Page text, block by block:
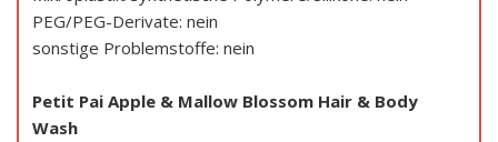
PEG/PEG-Derivate: nein
sonstige Problemstoffe: nein
Petit Pai Apple & Mallow Blossom Hair & Body
Wash